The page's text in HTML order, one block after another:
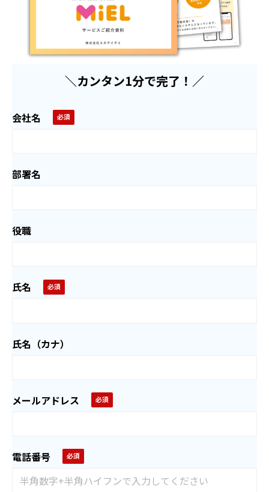
＼カンタン1分で完了！／
会社名
部署名
役職
氏名
氏名（カナ）
メールアドレス
電話番号